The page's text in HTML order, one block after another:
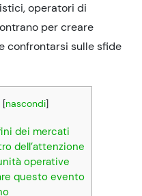
operatori di
per creare
confrontarsi sulle sfide
[nascondi]
dei mercati
dell’attenzione
operative
questo evento